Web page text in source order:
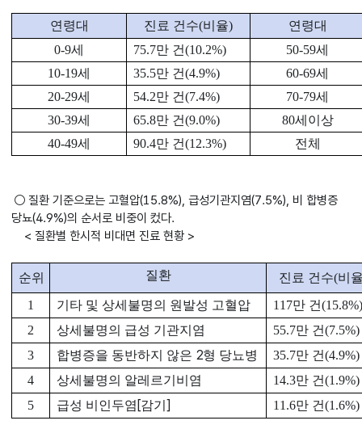
연령대 진료 건수(비율)
연령대
0-9세 75.7만 건(10.2%) 50-59세
10-19세 35.5만 건(4.9%) 60-69세
20-29세 54.2만 건(7.4%) 70-79세
30-39세 65.8만 건(9.0%) 80세이상
40-49세 90.4만 건(12.3%) 전체
○ 질환 기준으로는 고혈압(15.8%), 급성기관지염(7.5%), 비 합병증
당뇨(4.9%)의 순서로 비중이 컸다.
< 질환별 한시적 비대면 진료 현황 >
순위 질환 진료 건수(비
1
기타 및 상세불명의 원발성 고혈압 117만 건
2
상세불명의 급성 기관지염 55.7만 건(7.5%)
3
합병증을 동반하지 않은 2형 당뇨병 35.7만 건(4.9%)
4
상세불명의 알레르기비염 14.3만 건(1.9%)
5
급성 비인두염 [감기 ] 11.6만 건(1.6%)